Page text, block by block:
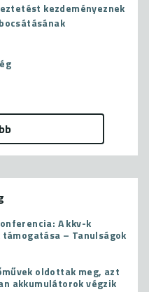
kezdeményeznek
A kkv-k
– Tanulságok
oldottak meg, azt
akkumulátorok végzik